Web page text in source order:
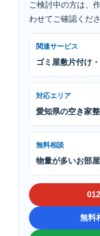
ご検討中の方は、
わせてご確認くださ
関連サービス
ゴミ屋敷片付け
対応エリア
愛知県の空き家
無料相談
物量が多いお部
無料